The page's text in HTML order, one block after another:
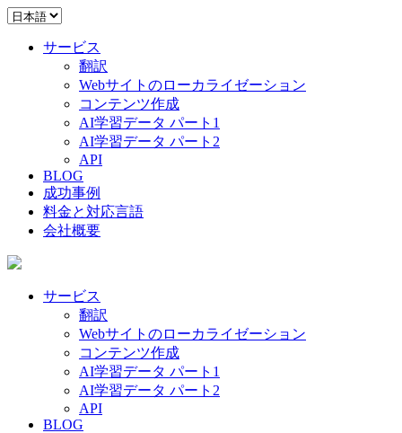
サービス
翻訳
Webサイトのローカライゼーション
コンテンツ作成
AI学習データ パート1
AI学習データ パート2
API
BLOG
成功事例
料金と対応言語
会社概要
サービス
翻訳
Webサイトのローカライゼーション
コンテンツ作成
AI学習データ パート1
AI学習データ パート2
API
BLOG